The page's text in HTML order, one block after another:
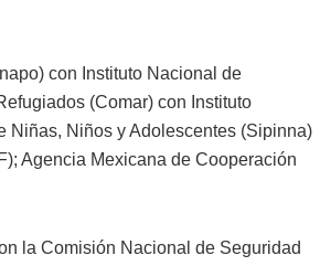
con Instituto Nacional de
(Comar) con Instituto
Niñas, Niños y Adolescentes (Sipinna)
Agencia Mexicana de Cooperación
la Comisión Nacional de Seguridad